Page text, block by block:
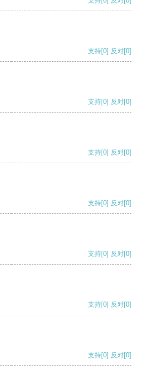
支持[0] 反对[0]
支持[0] 反对[0]
支持[0] 反对[0]
支持[0] 反对[0]
支持[0] 反对[0]
支持[0] 反对[0]
支持[0] 反对[0]